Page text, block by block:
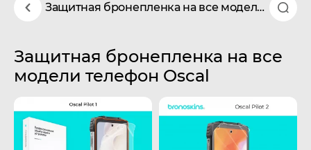
Защитная бронепленка на все модели телефон Oscal
Защитная бронепленка на все
модели телефон Oscal